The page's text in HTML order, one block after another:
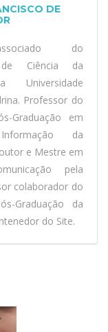
DE
do
de Ciência da
Universidade
Professor do
Graduação em
da
e Mestre em
pela
colaborador do
Graduação da
do Site.